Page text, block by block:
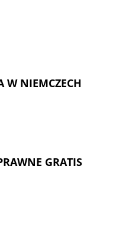
W NIEMCZECH
GRATIS